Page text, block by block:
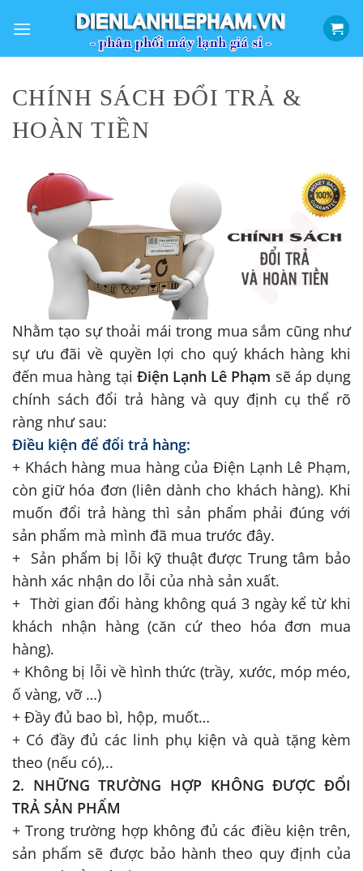
qua
CHÍNH SÁCH ĐỔI TRẢ &
HOÀN TIỀN
Nhằm tạo sự thoải mái trong mua sắm cũng như
sự ưu đãi về quyền lợi cho quý khách hàng khi
đến mua hàng tại Điện Lạnh Lê Phạm sẽ áp dụng
chính sách đổi trả hàng và quy định cụ thể rõ
ràng như sau:
Điều kiện để đổi trả hàng:
+ Khách hàng mua hàng của Điện Lạnh Lê Phạm,
còn giữ hóa đơn (liên dành cho khách hàng). Khi
muốn đổi trả hàng thì sản phẩm phải đúng với
sản phẩm mà mình đã mua trước đây.
+ Sản phẩm bị lỗi kỹ thuật được Trung tâm bảo
hành xác nhận do lỗi của nhà sản xuất.
+ Thời gian đổi hàng không quá 3 ngày kể từ khi
khách nhận hàng (căn cứ theo hóa đơn mua
hàng).
+ Không bị lỗi về hình thức (trầy, xước, móp méo,
ố vàng, vỡ …)
+ Đầy đủ bao bì, hộp, muốt…
+ Có đầy đủ các linh phụ kiện và quà tặng kèm
theo (nếu có),..
2. NHỮNG TRƯỜNG HỢP KHÔNG ĐƯỢC ĐỔI
TRẢ SẢN PHẨM
+ Trong trường hợp không đủ các điều kiện trên,
sản phẩm sẽ được bảo hành theo quy định của